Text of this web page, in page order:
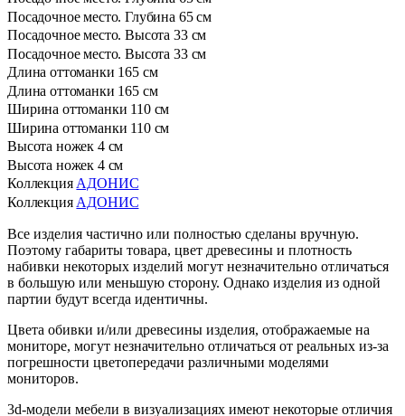
Посадочное место. Глубина 65 см
Посадочное место. Высота 33 см
Посадочное место. Высота 33 см
Длина оттоманки 165 см
Длина оттоманки 165 см
Ширина оттоманки 110 см
Ширина оттоманки 110 см
Высота ножек 4 см
Высота ножек 4 см
Коллекция АДОНИС
Коллекция АДОНИС
Все изделия частично или полностью сделаны вручную.
Поэтому габариты товара, цвет древесины и плотность
набивки некоторых изделий могут незначительно отличаться
в большую или меньшую сторону. Однако изделия из одной
партии будут всегда идентичны.
Цвета обивки и/или древесины изделия, отображаемые на
мониторе, могут незначительно отличаться от реальных из-за
погрешности цветопередачи различными моделями
мониторов.
3d-модели мебели в визуализациях имеют некоторые отличия